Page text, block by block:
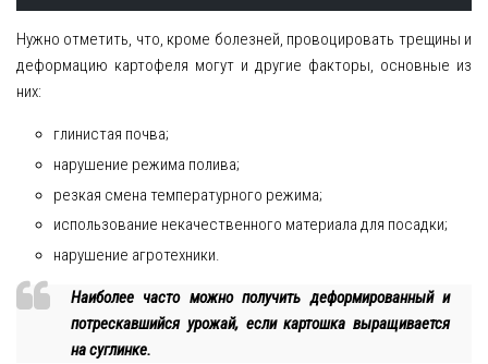
Нужно отметить, что, кроме болезней, провоцировать трещины и
деформацию картофеля могут и другие факторы, основные из
них:
глинистая почва;
нарушение режима полива;
резкая смена температурного режима;
использование некачественного материала для посадки;
нарушение агротехники.
Наиболее часто можно получить деформированный и
потрескавшийся урожай, если картошка выращивается
на суглинке.